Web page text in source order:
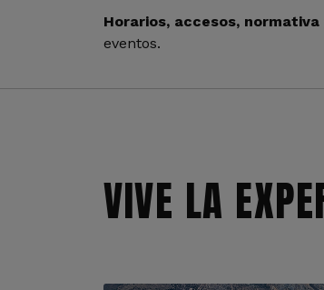
Horarios, accesos, normativa
eventos.
VIVE LA